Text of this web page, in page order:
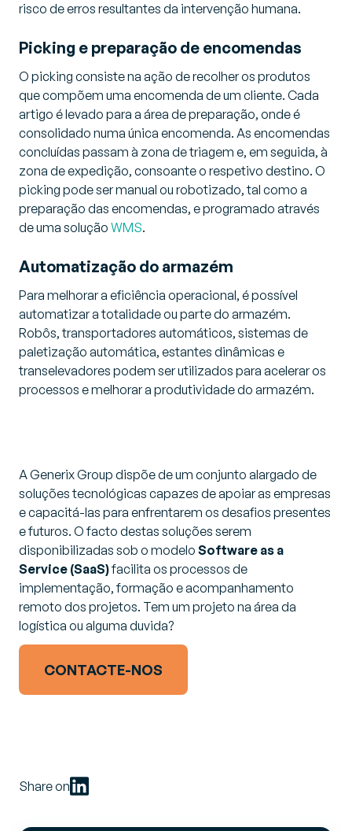
risco de erros resultantes da intervenção humana.
Picking e preparação de encomendas
O picking consiste na ação de recolher os produtos
que compõem uma encomenda de um cliente. Cada
artigo é levado para a área de preparação, onde é
consolidado numa única encomenda. As encomendas
concluídas passam à zona de triagem e, em seguida, à
zona de expedição, consoante o respetivo destino. O
picking pode ser manual ou robotizado, tal como a
preparação das encomendas, e programado através
de uma solução WMS.
Automatização do armazém
Para melhorar a eficiência operacional, é possível
automatizar a totalidade ou parte do armazém.
Robôs, transportadores automáticos, sistemas de
paletização automática, estantes dinâmicas e
transelevadores podem ser utilizados para acelerar os
processos e melhorar a produtividade do armazém.
A Generix Group dispõe de um conjunto alargado de
soluções tecnológicas capazes de apoiar as empresas
e capacitá-las para enfrentarem os desafios presentes
e futuros. O facto destas soluções serem
disponibilizadas sob o modelo Software as a
Service (SaaS)facilita os processos de
implementação, formação e acompanhamento
remoto dos projetos. Tem um projeto na área da
logística ou alguma duvida?
CONTACTE-NOS
Share on